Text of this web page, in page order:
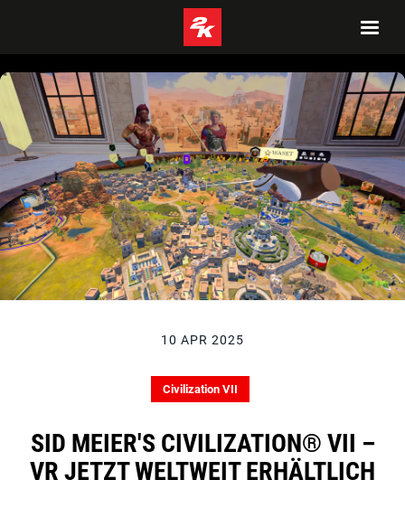
10 APR 2025
Civilization VII
SID MEIER'S CIVILIZATION® VII –
VR JETZT WELTWEIT ERHÄLTLICH